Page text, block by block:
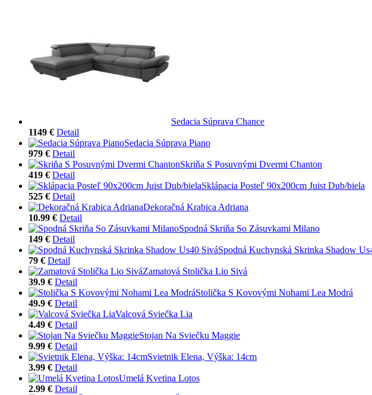
Sedacia Súprava Chance
1149 € Detail
Sedacia Súprava Piano
979 € Detail
Skriňa S Posuvnými Dvermi Chanton
419 € Detail
Sklápacia Posteľ 90x200cm Juist Dub/biela
525 € Detail
Dekoračná Krabica Adriana
10.99 € Detail
Spodná Skriňa So Zásuvkami Milano
149 € Detail
Spodná Kuchynská Skrinka Shadow
79 € Detail
Zamatová Stolička Lio Sivá
39.9 € Detail
Stolička S Kovovými Nohami Lea Modrá
49.9 € Detail
Valcová Sviečka Lia
4.49 € Detail
Stojan Na Sviečku Maggie
9.99 € Detail
Svietnik Elena, Výška: 14cm
3.99 € Detail
Umelá Kvetina Lotos
2.99 € Detail